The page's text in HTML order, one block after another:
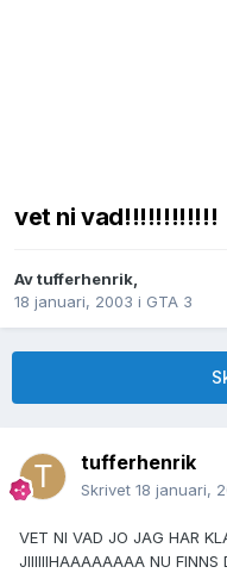
vet ni vad!!!!!!!!!!!!
Avtufferhenrik,
18 januari, 2003 i GTA 3
tufferhenrik
Skrivet 18 januari,
VET NI VAD JO JAG HAR
JIIIIIIHAAAAAAAA NU FINNS